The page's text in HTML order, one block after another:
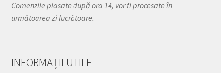
Comenzile plasate după ora 14, vor fi procesate în
următoarea zi lucrătoare.
INFORMAȚII UTILE